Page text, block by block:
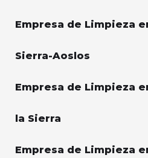
Empresa de Limpieza
Sierra-Aoslos
Empresa de Limpieza
la Sierra
Empresa de Limpieza